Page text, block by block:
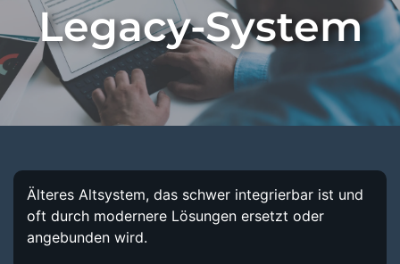
Legacy-System
Älteres Altsystem, das schwer integrierbar ist und
oft durch modernere Lösungen ersetzt oder
angebunden wird.